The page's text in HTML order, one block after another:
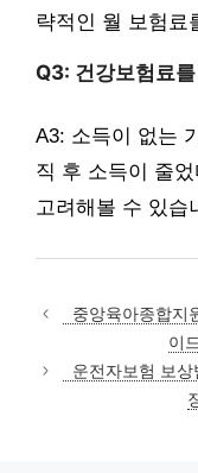
략적인 월 보험료
Q3: 건강보험료
A3: 소득이 없는
직 후 소득이 줄
고려해볼 수 있습
중앙육아종합지
이
운전자보험 보